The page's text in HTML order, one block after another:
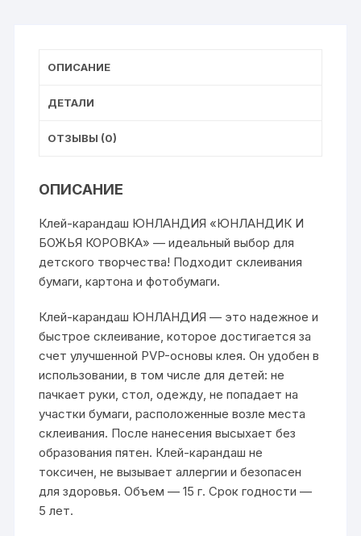
ОПИСАНИЕ
ДЕТАЛИ
ОТЗЫВЫ (0)
ОПИСАНИЕ
Клей-карандаш ЮНЛАНДИЯ «ЮНЛАНДИК И
БОЖЬЯ КОРОВКА» — идеальный выбор для
детского творчества! Подходит склеивания
бумаги, картона и фотобумаги.
Клей-карандаш ЮНЛАНДИЯ — это надежное и
быстрое склеивание, которое достигается за
счет улучшенной PVP-основы клея. Он удобен в
использовании, в том числе для детей: не
пачкает руки, стол, одежду, не попадает на
участки бумаги, расположенные возле места
склеивания. После нанесения высыхает без
образования пятен. Клей-карандаш не
токсичен, не вызывает аллергии и безопасен
для здоровья. Объем — 15 г. Срок годности —
5 лет.